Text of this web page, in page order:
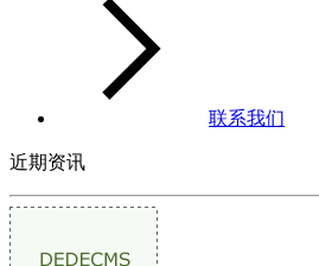
联系我们
近期资讯